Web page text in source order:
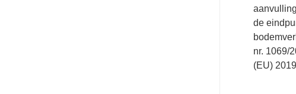
de
nr. 1069/
(EU)